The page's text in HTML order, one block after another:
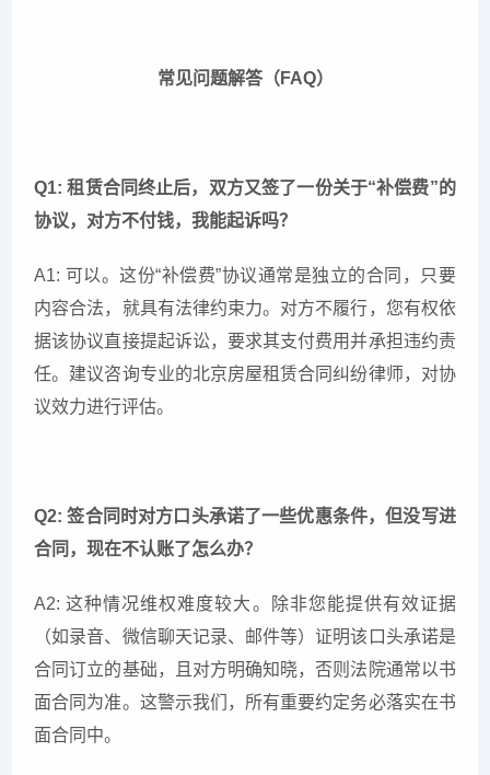
常见问题解答（FAQ）
Q1: 租赁合同终止后，双方又签了一份关于“补偿费”的
协议，对方不付钱，我能起诉吗？
A1: 可以。这份“补偿费”协议通常是独立的合同，只要
内容合法，就具有法律约束力。对方不履行，您有权依
据该协议直接提起诉讼，要求其支付费用并承担违约责
任。建议咨询专业的北京房屋租赁合同纠纷律师，对协
议效力进行评估。
Q2: 签合同时对方口头承诺了一些优惠条件，但没写进
合同，现在不认账了怎么办？
A2: 这种情况维权难度较大。除非您能提供有效证据
（如录音、微信聊天记录、邮件等）证明该口头承诺是
合同订立的基础，且对方明确知晓，否则法院通常以书
面合同为准。这警示我们，所有重要约定务必落实在书
面合同中。